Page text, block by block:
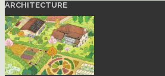
ARCHITECTURE